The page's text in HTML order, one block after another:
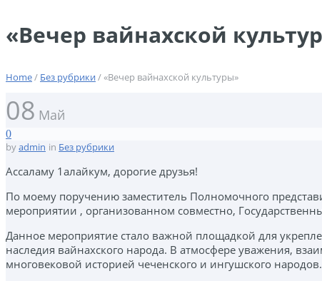
«Вечер вайнахской
Home/ Без рубрики/ «Вечер вайнахской культуры»
08 Май
0
byadmin in Без рубрики
Ассаламу 1алайкум, дорогие друзья!
По моему поручению заместитель Полномочного
мероприятии , организованном совместно,
Данное мероприятие стало важной площадкой для
наследия вайнахского народа. В атмосфере уважения,
многовековой историей чеченского и ингушского народов.